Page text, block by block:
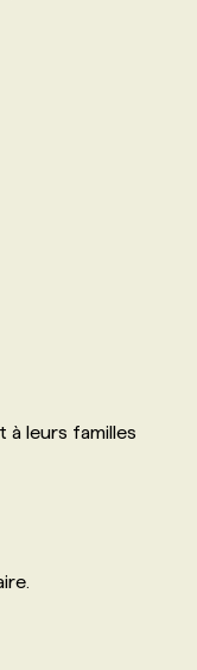
à leurs familles